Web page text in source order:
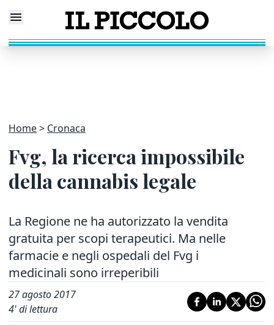
Home Cronaca
Fvg, la ricerca impossibile
della cannabis legale
La Regione ne ha autorizzato la vendita
gratuita per scopi terapeutici. Ma nelle
farmacie e negli ospedali del Fvg i
medicinali sono irreperibili
27 agosto 2017
4' di lettura